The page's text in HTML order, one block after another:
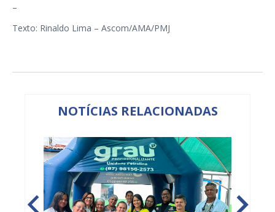
–
Texto: Rinaldo Lima – Ascom/AMA/PMJ
NOTÍCIAS RELACIONADAS